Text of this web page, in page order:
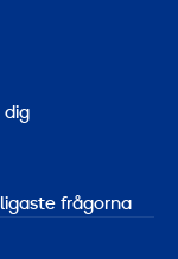
dig
frågorna